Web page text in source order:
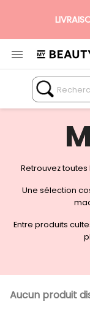
N°1 DES BOX

Retrouvez
Une sélection
Entre produits
Aucun produit